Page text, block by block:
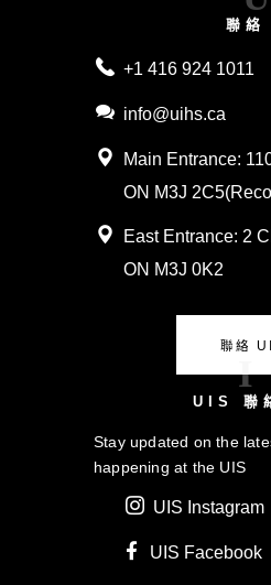
聯
+1 416 924 1011
info@uihs.ca
Main Entrance:
ON M3J 2C5(
East Entrance: 2
ON M3J 0K2
聯絡
I
UIS 聯
Stay updated on the
happening at the UIS
UIS Instagram
UIS Facebook